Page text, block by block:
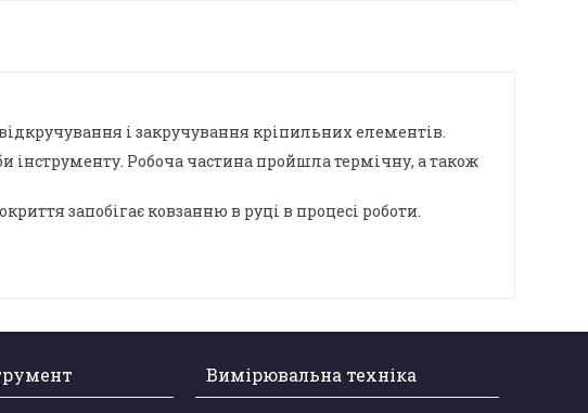
і закручування кріпильних елементів.
інструменту. Робоча частина пройшла термічну, а також
запобігає ковзанню в руці в процесі роботи.
Вимірювальна техніка